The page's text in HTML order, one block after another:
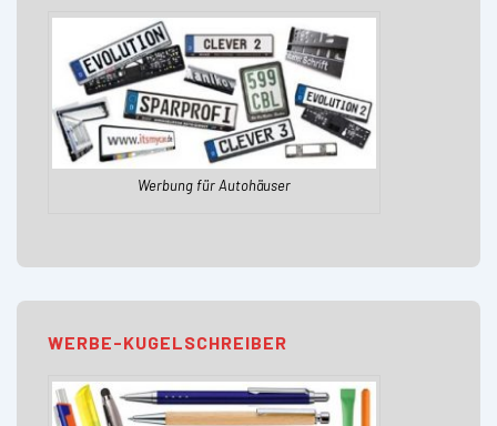
Werbung für Autohäuser
WERBE-KUGELSCHREIBER